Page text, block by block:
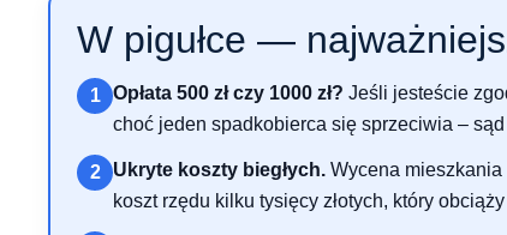
W pigułce —
1 Opłata 500 zł czy 1000 zł? Jeśli jesteście
choć jeden spadkobierca się sprzeciwia – sąd
2 Ukryte koszty biegłych. Wycena
koszt rzędu kilku tysięcy złotych, który obciąży